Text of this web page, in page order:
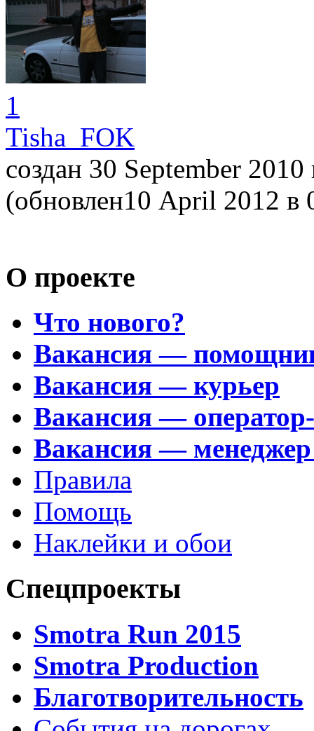
1
Tisha_FOK
создан 30 September 2010
(обновлен10 April 2012 в
О проекте
Что нового?
Вакансия —
Вакансия — курьер
Вакансия —
Вакансия —
Правила
Помощь
Наклейки и обои
Спецпроекты
Smotra Run 2015
Smotra Production
Благотворительность